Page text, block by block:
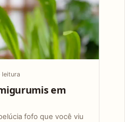
leitura
em
fofo que você viu